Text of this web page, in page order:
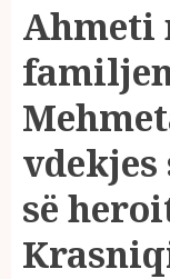
Ahmeti
vdekjes
së